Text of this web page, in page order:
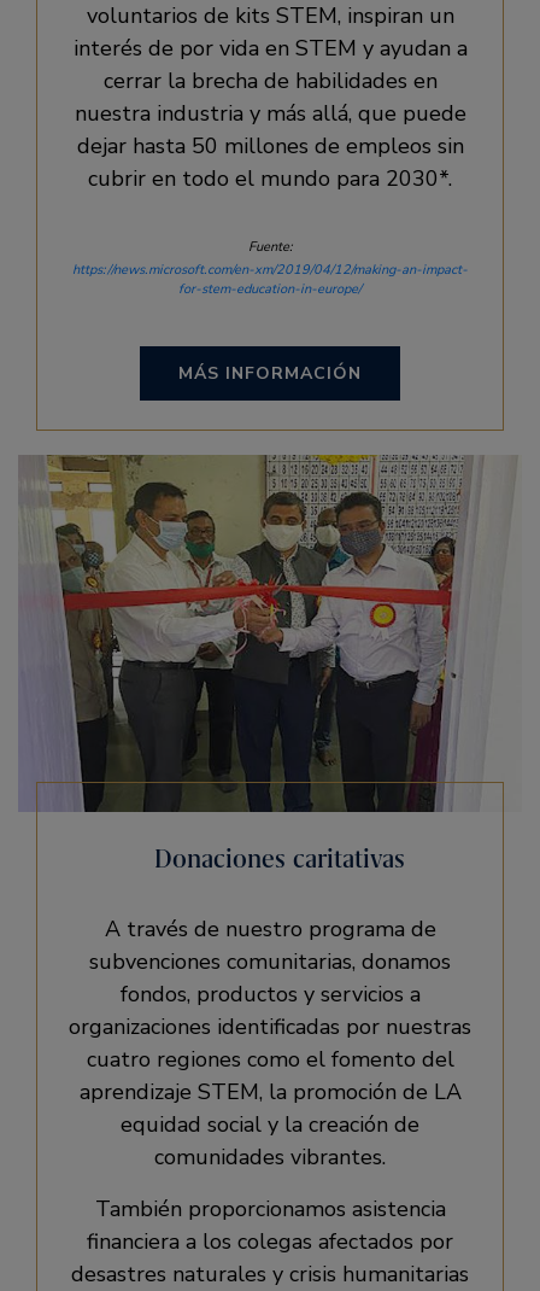
voluntarios de kits STEM, inspiran un
interés de por vida en STEM y ayudan a
cerrar la brecha de habilidades en
nuestra industria y más allá, que puede
dejar hasta 50 millones de empleos sin
cubrir en todo el mundo para 2030*.
Fuente:
https://news.microsoft.com/en-xm/2019/04/12/making-an-impact-
for-stem-education-in-europe/
MÁS INFORMACIÓN
Donaciones caritativas
A través de nuestro programa de
subvenciones comunitarias, donamos
fondos, productos y servicios a
organizaciones identificadas por nuestras
cuatro regiones como el fomento del
aprendizaje STEM, la promoción de LA
equidad social y la creación de
comunidades vibrantes.
También proporcionamos asistencia
financiera a los colegas afectados por
desastres naturales y crisis humanitarias